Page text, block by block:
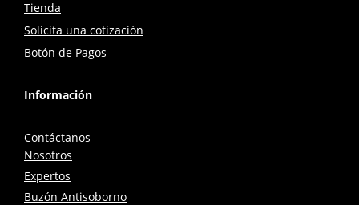
Tienda
Solicita una cotización
Botón de Pagos
Información
Contáctanos
Nosotros
Expertos
Buzón Antisoborno